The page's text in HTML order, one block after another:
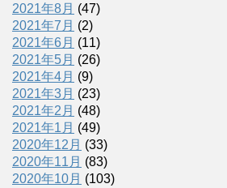
2021年8月 (47)
2021年7月 (2)
2021年6月 (11)
2021年5月 (26)
2021年4月 (9)
2021年3月 (23)
2021年2月 (48)
2021年1月 (49)
2020年12月 (33)
2020年11月 (83)
2020年10月 (103)